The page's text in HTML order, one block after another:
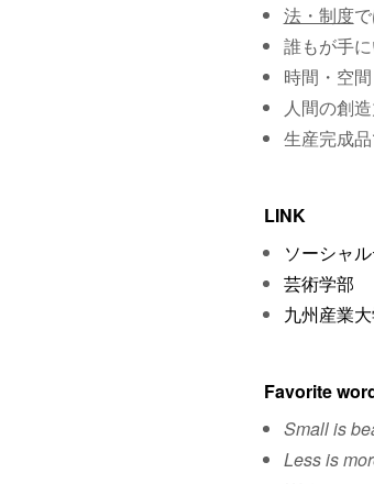
法・制度
誰もが手
時間・空
人間の創
生産完成
LINK
ソーシャ
芸術学部
九州産業
Favorite
Small is
Less is